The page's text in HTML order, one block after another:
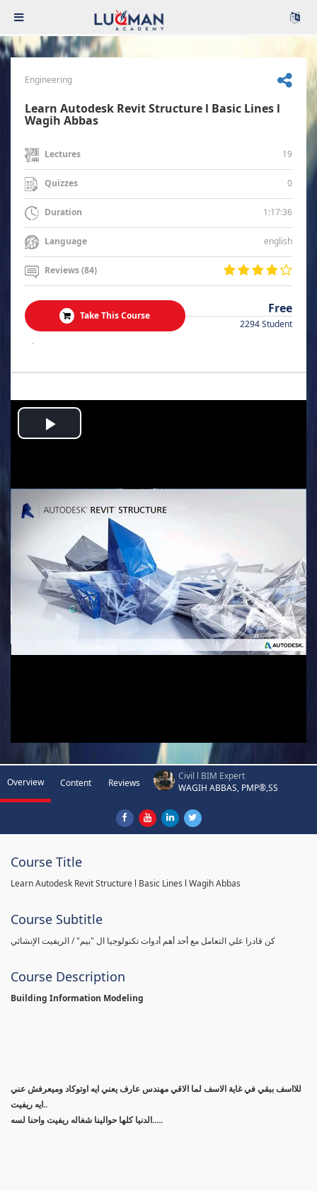
Engineering
Learn Autodesk Revit Structure l Basic Lines l
Wagih Abbas
Lectures 19
Quizzes 0
Duration 1:17:36
Language english
Reviews (84)
Take This Course Free
2294 Student
.
Play
Overview Content Reviews
Civil l BIM Expert
WAGIH ABBAS, PMP®,SS
Course Title
Learn Autodesk Revit Structure l Basic Lines l Wagih Abbas
Course Subtitle
كن قادرا علي التعامل مع أحد أهم أدوات تكنولوجيا ال "بيم" / الريفيت الإنشائي
Course Description
Building Information Modeling
للااسف ببقي في غاية الاسف لما الاقي مهندس عارف يعني ايه اوتوكاد وميعرفش عني
ايه ريفيت..
الدنيا كلها حوالينا شغاله ريفيت واحنا لسه.....